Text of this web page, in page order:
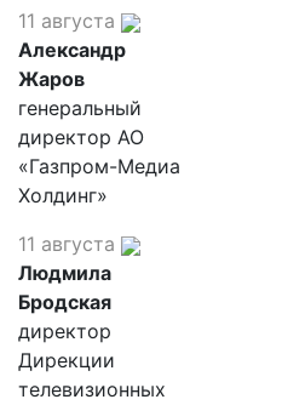
11 августа
Александр
Жаров
генеральный
директор АО
«Газпром-Медиа
Холдинг»
11 августа
Людмила
Бродская
директор
Дирекции
телевизионных